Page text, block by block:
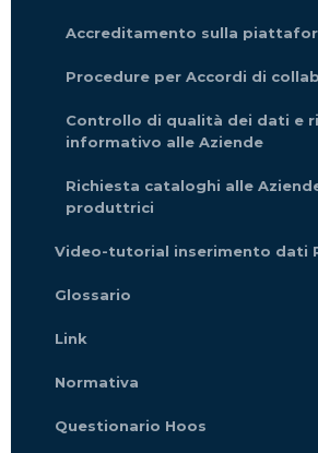
Accreditamento sulla
Procedure per Accordi di
Controllo di qualità dei dati e
informativo alle Aziende
Richiesta cataloghi alle
produttrici
Video-tutorial inserimento dati
Glossario
Link
Normativa
Questionario Hoos